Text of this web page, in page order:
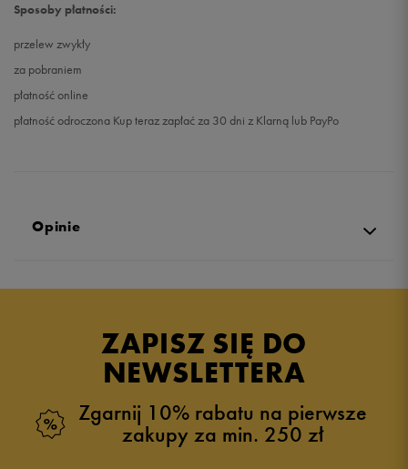
Sposoby płatności:
przelew zwykły
za pobraniem
płatność online
płatność odroczona Kup teraz zapłać za 30 dni z Klarną lub PayPo
Opinie
ZAPISZ SIĘ DO
NEWSLETTERA
Zgarnij 10% rabatu na pierwsze
zakupy za min. 250 zł